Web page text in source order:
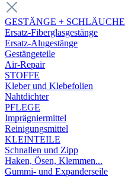
GESTÄNGE + SCHLÄUCHE
Ersatz-Fiberglasgestänge
Ersatz-Alugestänge
Gestängeteile
Air-Repair
STOFFE
Kleber und Klebefolien
Nahtdichter
PFLEGE
Imprägniermittel
Reinigungsmittel
KLEINTEILE
Schnallen und Zipp
Haken, Ösen, Klemmen...
Gummi- und Expanderseile